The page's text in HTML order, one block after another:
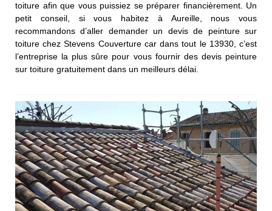
toiture afin que vous puissiez se préparer financièrement. Un
petit conseil, si vous habitez à Aureille, nous vous
recommandons d’aller demander un devis de peinture sur
toiture chez Stevens Couverture car dans tout le 13930, c’est
l’entreprise la plus sûre pour vous fournir des devis peinture
sur toiture gratuitement dans un meilleurs délai.